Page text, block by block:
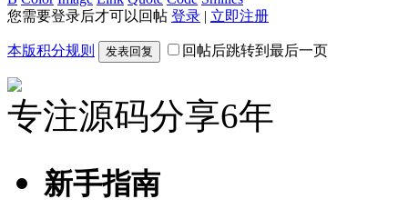
您需要登录后才可以回帖 登录 | 立即注册
本版积分规则 发表回复 回帖后跳转到最后一页
专注源码分享6年
新手指南